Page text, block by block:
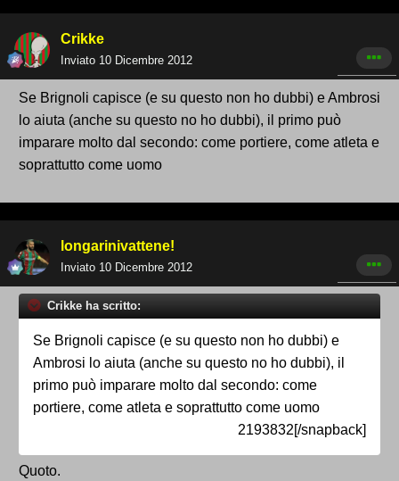
Crikke
Inviato 10 Dicembre 2012
Se Brignoli capisce (e su questo non ho dubbi) e Ambrosi
lo aiuta (anche su questo no ho dubbi), il primo può
imparare molto dal secondo: come portiere, come atleta e
soprattutto come uomo
longarinivattene!
Inviato 10 Dicembre 2012
Crikke ha scritto:
Se Brignoli capisce (e su questo non ho dubbi) e
Ambrosi lo aiuta (anche su questo no ho dubbi), il
primo può imparare molto dal secondo: come
portiere, come atleta e soprattutto come uomo
2193832[/snapback]
Quoto.